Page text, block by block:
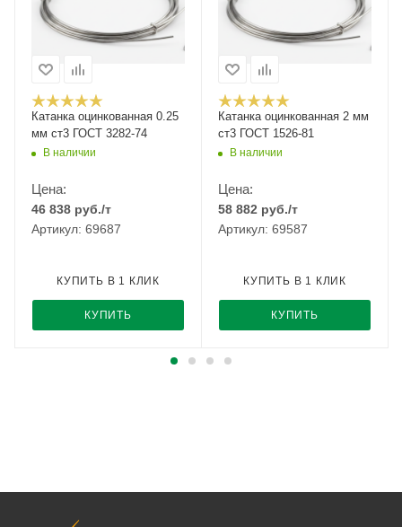
Катанка оцинкованная 0.25
мм ст3 ГОСТ 3282-74
В наличии
Цена:
46 838 руб./т
Артикул: 69687
КУПИТЬ
КУПИТЬ В 1 КЛИК
Катанка оцинкованная 2 мм
ст3 ГОСТ 1526-81
В наличии
Цена:
58 882 руб./т
Артикул: 69587
КУПИТЬ
КУПИТЬ В 1 КЛИК